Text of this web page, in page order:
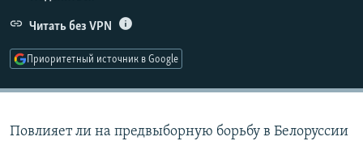
РАСПИСАНИЕ ВЕЩАНИЯ
СОЦИАЛЬНЫЕ СЕТИ
Читать без VPN
Приоритетный источник в Google
Повлияет ли на предвыборную борьбу в Белоруссии